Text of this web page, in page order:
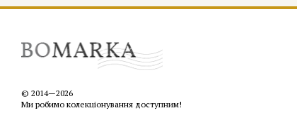
© 2014—2026
Ми робимо колекціонування доступним!